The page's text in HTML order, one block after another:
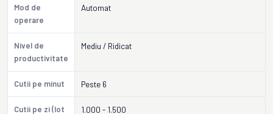
Mod de
operare
Automat
Nivel de
productivitate
Mediu / Ridicat
Cutii pe minut Peste 6
Cutii pe zi (lot
1.000 - 1.500